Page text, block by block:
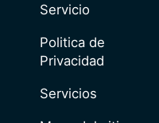
Servicio
Politica de
Privacidad
Servicios